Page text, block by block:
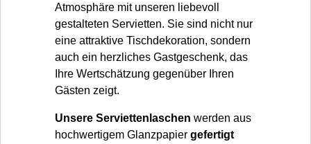
Atmosphäre mit unseren liebevoll
gestalteten Servietten. Sie sind nicht nur
eine attraktive Tischdekoration, sondern
auch ein herzliches Gastgeschenk, das
Ihre Wertschätzung gegenüber Ihren
Gästen zeigt.
Unsere Serviettenlaschen werden aus
hochwertigem Glanzpapier gefertigt